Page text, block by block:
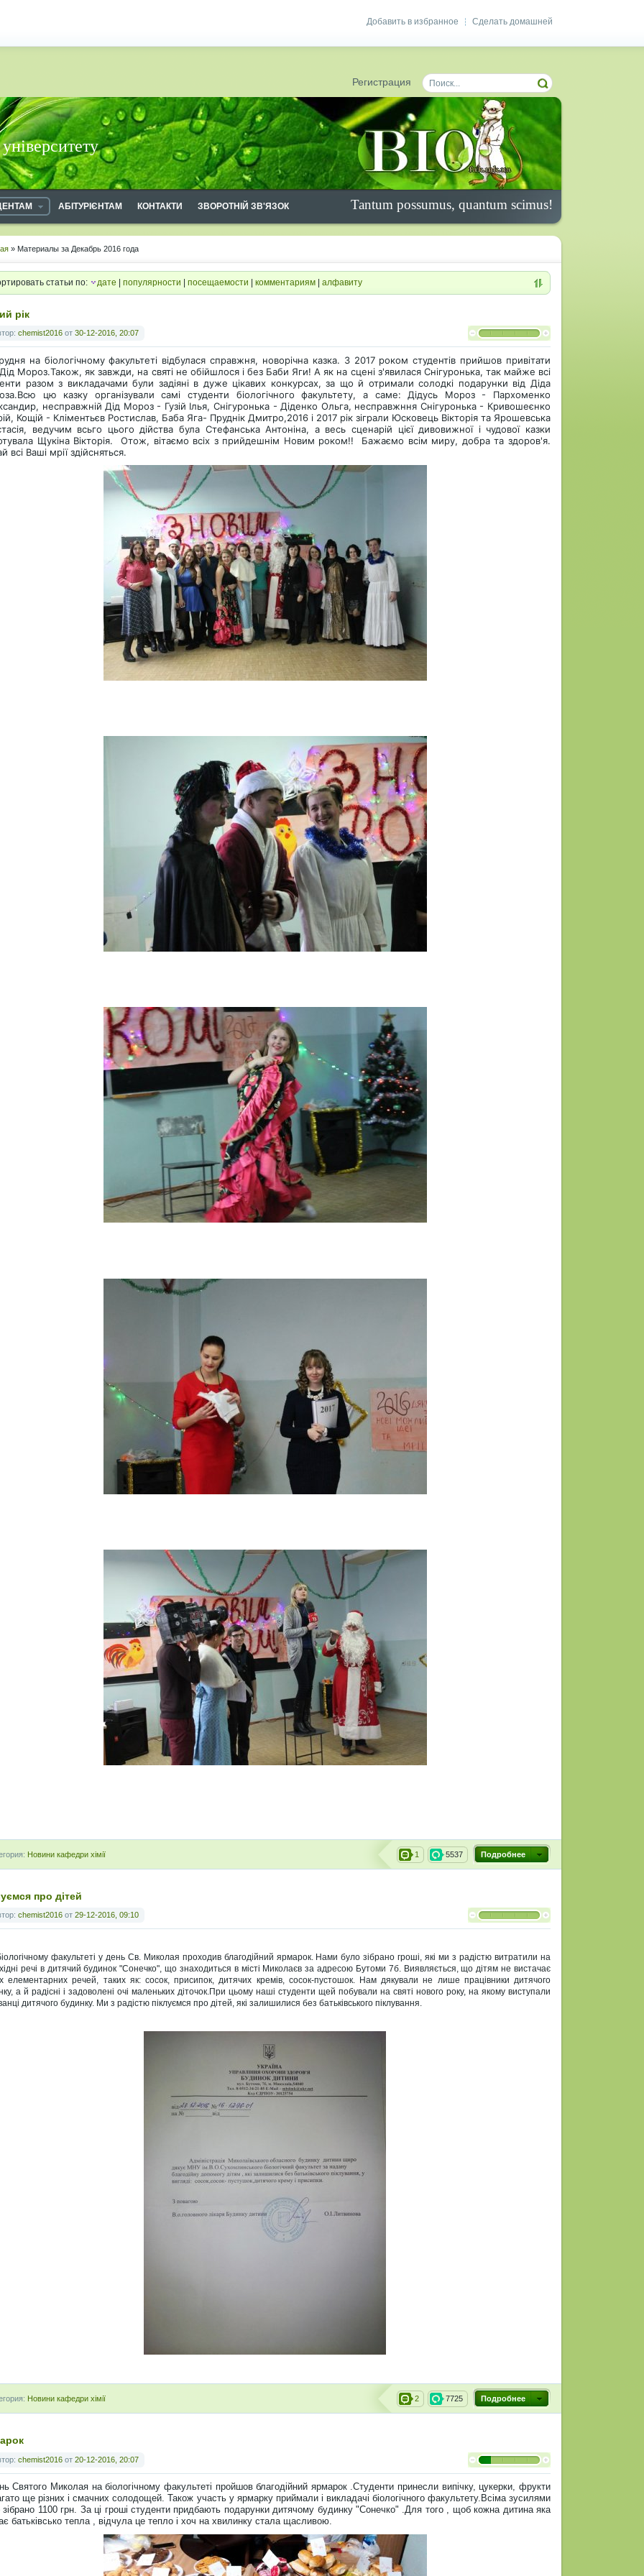
Сделать домашней
Добавить в избранное
Регистрация
Tantum possumus, quantum scimus!
АБІТУРІЄНТАМ КОНТАКТИ ЗВОРОТНІЙ ЗВ'ЯЗОК
» Материалы за Декабрь 2016 года
статьи по: дате популярности посещаемости комментариям алфавиту
рік
chemist2016 от 30-12-2016, 20:07
на біологічному факультеті відбулася справжня, новорічна казка. З2017 роком студентів прийшов привітати
Мороз.Також, як завжди, на святі не обійшлося і без Баби Яги! А як на сцені з'явилася Снігуронька, так майже всі
разом з викладачами були задіяні в дуже цікавих конкурсах, за що й отримали солодкі подарунки від Діда
цю казку організували самі студенти біологічного факультету, а саме: Дідусь Мороз - Пархоменко
несправжній Дід Мороз - Гузій Ілья, Снігуронька - Діденко Ольга, несправжння Снігуронька - Кривошеєнко
Кощій - Кліментьєв Ростислав, Баба Яга- Пруднік Дмитро,2016 і 2017 рік зіграли Юсковець Вікторія та Ярошевська
ведучим всьго цього дійства була Стефанська Антоніна, а весь сценарій цієї дивовижної і чудової казки
Щукіна Вікторія. Отож, вітаємо всіх з прийдешнім Новим роком!!
Бажаємо всім миру, добра та здоров'я.
всі Ваші мрії здійсняться.
Подробнее
5537
1
Новини кафедри хімії
про дітей
chemist2016 от 29-12-2016, 09:10
факультеті у день Св. Миколая проходив благодійний ярмарок. Нами було зібрано гроші, які ми з радістю витратили на
речі в дитячий будинок "Сонечко", що знаходиться в місті Миколаєв за адресою Бутоми 7б. Виявляється, що дітям не вистачає
елементарних речей, таких як: сосок, присипок, дитячих кремів, сосок-пустошок. Нам дякували не лише працівники дитячого
а й радісні і задоволені очі маленьких діточок.При цьому наші студенти щей побували на святі нового року, на якому виступали
дитячого будинку. Ми з радістю піклуємся про дітей, які залишилися без батьківського піклування.
Подробнее
7725
2
Новини кафедри хімії
chemist2016 от 20-12-2016, 20:07
Святого Миколая на біологічному факультеті пройшов благодійний ярмарок .Студенти принесли випічку, цукерки, фрукти
ще різних і смачних солодощей. Також участь у ярмарку приймали і викладачі біологічного факультету.Всіма зусилями
зібрано 1100 грн. За ці гроші студенти придбають подарунки дитячому будинку "Сонечко" .Для того , щоб кожна дитина яка
батьківсько тепла , відчула це тепло і хоч на хвилинку стала щасливою.